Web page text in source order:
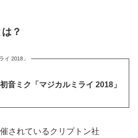
？
イ 2018」
初音ミク「マジカルミライ 2018」
されているクリプトン社